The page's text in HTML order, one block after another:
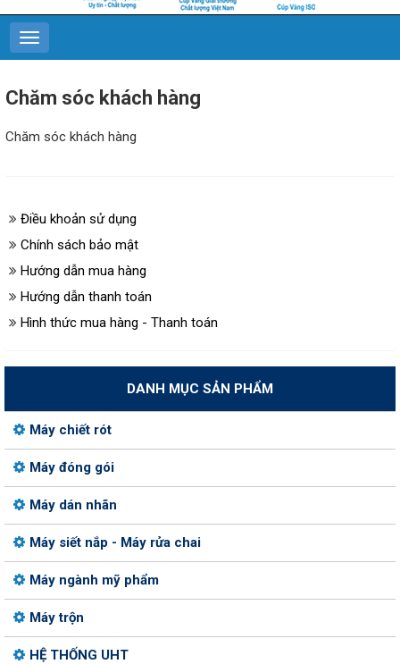
Chăm sóc khách hàng
Chăm sóc khách hàng
Điều khoản sử dụng
Chính sách bảo mật
Hướng dẫn mua hàng
Hướng dẫn thanh toán
Hình thức mua hàng - Thanh toán
DANH MỤC SẢN PHẨM
Máy chiết rót
Máy đóng gói
Máy dán nhãn
Máy siết nắp - Máy rửa chai
Máy ngành mỹ phẩm
Máy trộn
HỆ THỐNG UHT